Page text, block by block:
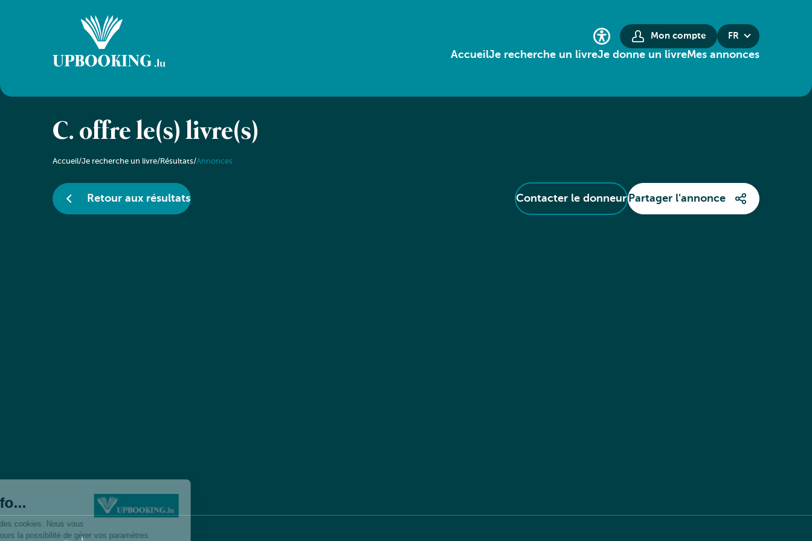
Mon compte FR
AccueilJe recherche un livreJe donne un livreMes annonces
C. offre le(s) livre(s)
Accueil/Je recherche un livre/Résultats/Annonces
Retour aux résultats Contacter le donneur Partager l'annonce